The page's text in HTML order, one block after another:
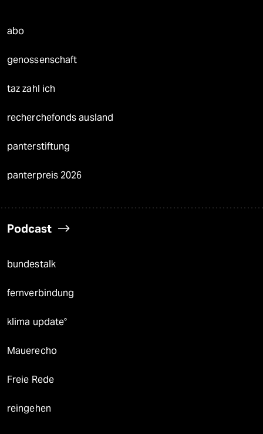
abo
genossenschaft
taz zahl ich
recherchefonds ausland
panterstiftung
panterpreis 2026
Podcast
bundestalk
fernverbindung
klima update°
Mauerecho
Freie Rede
reingehen